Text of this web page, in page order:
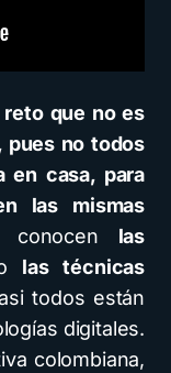
reto que no es
pues no todos
en casa, para
las mismas
las
las técnicas
todos están
digitales.
colombiana,